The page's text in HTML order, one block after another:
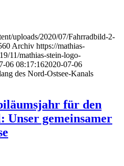
uploads/2020/07/Fahrradbild-2-
Archiv https://mathias-
11/mathias-stein-logo-
06 08:17:162020-07-06
des Nord-Ostsee-Kanals
für den
Unser gemeinsamer